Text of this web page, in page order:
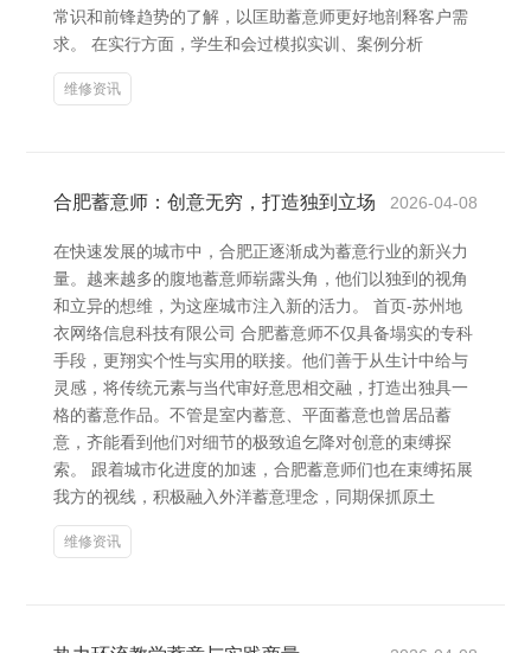
常识和前锋趋势的了解，以匡助蓄意师更好地剖释客户需
求。 在实行方面，学生和会过模拟实训、案例分析
维修资讯
合肥蓄意师：创意无穷，打造独到立场 2026-04-08
在快速发展的城市中，合肥正逐渐成为蓄意行业的新兴力
量。越来越多的腹地蓄意师崭露头角，他们以独到的视角
和立异的想维，为这座城市注入新的活力。 首页-苏州地
衣网络信息科技有限公司 合肥蓄意师不仅具备塌实的专科
手段，更翔实个性与实用的联接。他们善于从生计中给与
灵感，将传统元素与当代审好意思相交融，打造出独具一
格的蓄意作品。不管是室内蓄意、平面蓄意也曾居品蓄
意，齐能看到他们对细节的极致追乞降对创意的束缚探
索。 跟着城市化进度的加速，合肥蓄意师们也在束缚拓展
我方的视线，积极融入外洋蓄意理念，同期保抓原土
维修资讯